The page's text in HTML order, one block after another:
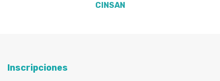
CINSAN
Inscripciones